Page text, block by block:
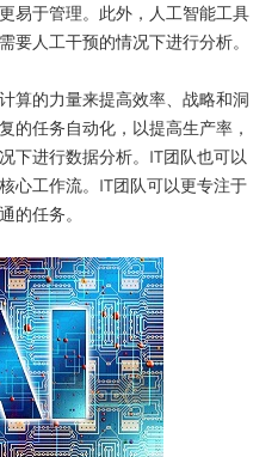
易于管理。此外，人工智能工具
要人工干预的情况下进行分析。
的力量来提高效率、战略和洞
的任务自动化，以提高生产率，
下进行数据分析。IT团队也可以
心工作流。IT团队可以更专注于
的任务。